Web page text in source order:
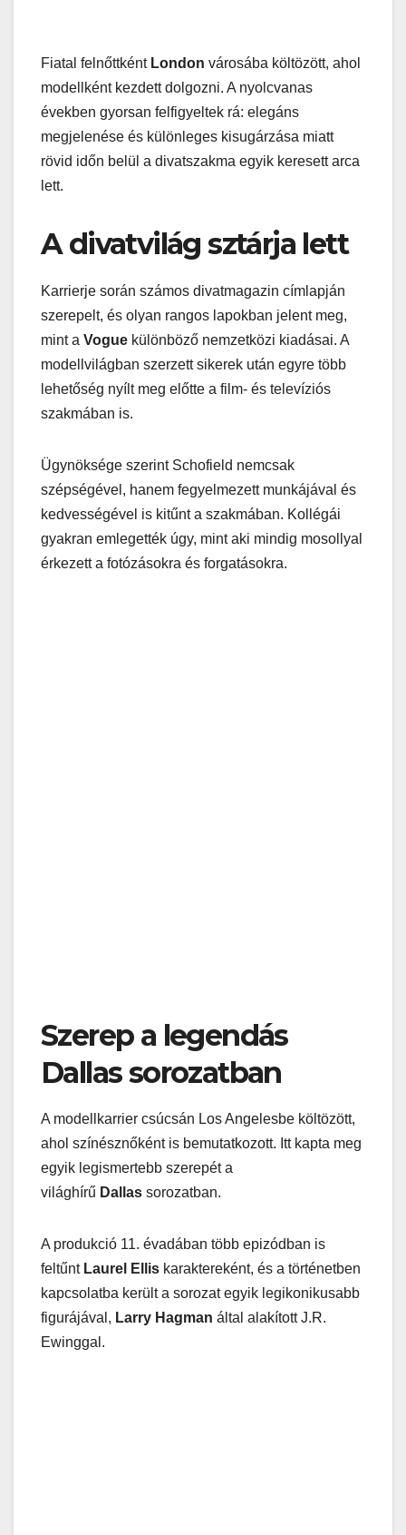
Fiatal felnőttként London városába költözött, ahol
modellként kezdett dolgozni. A nyolcvanas
években gyorsan felfigyeltek rá: elegáns
megjelenése és különleges kisugárzása miatt
rövid időn belül a divatszakma egyik keresett arca
lett.
A divatvilág sztárja lett
Karrierje során számos divatmagazin címlapján
szerepelt, és olyan rangos lapokban jelent meg,
mint a Vogue különböző nemzetközi kiadásai. A
modellvilágban szerzett sikerek után egyre több
lehetőség nyílt meg előtte a film- és televíziós
szakmában is.
Ügynöksége szerint Schofield nemcsak
szépségével, hanem fegyelmezett munkájával és
kedvességével is kitűnt a szakmában. Kollégái
gyakran emlegették úgy, mint aki mindig mosollyal
érkezett a fotózásokra és forgatásokra.
Szerep a legendás
Dallas sorozatban
A modellkarrier csúcsán Los Angelesbe költözött,
ahol színésznőként is bemutatkozott. Itt kapta meg
egyik legismertebb szerepét a
világhírű Dallas sorozatban.
A produkció 11. évadában több epizódban is
feltűnt Laurel Ellis karaktereként, és a történetben
kapcsolatba került a sorozat egyik legikonikusabb
figurájával, Larry Hagman által alakított J.R.
Ewinggal.